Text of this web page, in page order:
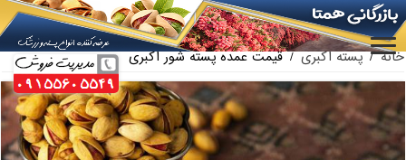
ارائه کننده بهترین پسته کله قوچی سیرجان
خانه / پسته اکبری / قیمت عمده پسته شور اکبری